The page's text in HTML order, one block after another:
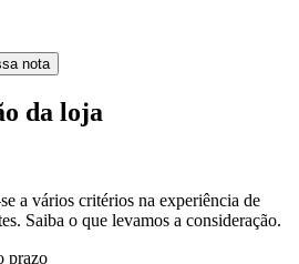
nota
da loja
a vários critérios na experiência de
Saiba o que levamos a consideração.
prazo